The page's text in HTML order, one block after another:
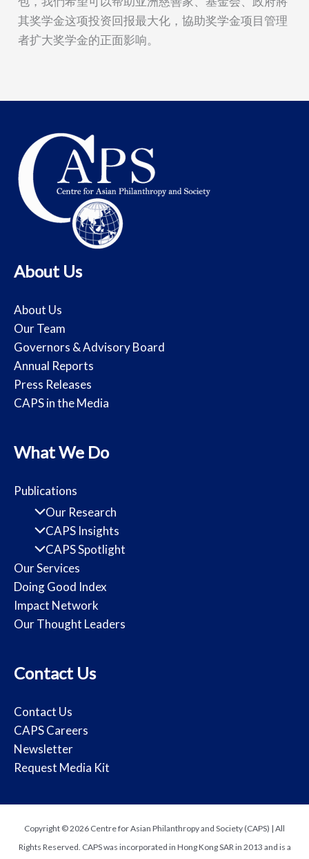
其奖学金这项投资回报最大化，協助奖学金项目管理
者扩大奖学金的正面影响。
About Us
About Us
Our Team
Governors & Advisory Board
Annual Reports
Press Releases
CAPS in the Media
What We Do
Publications
Our Research
CAPS Insights
CAPS Spotlight
Our Services
Doing Good Index
Impact Network
Our Thought Leaders
Contact Us
Contact Us
CAPS Careers
Newsletter
Request Media Kit
Copyright © 2026 Centre for Asian Philanthropy and Society (CAPS) | All
Rights Reserved. CAPS was incorporated in Hong Kong SAR in 2013 and is a